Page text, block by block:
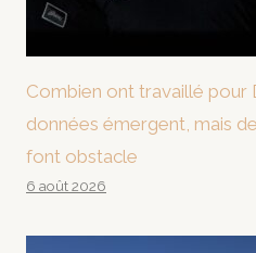
Combien ont travaillé pour
données émergent, mais
font obstacle
6 août 2026